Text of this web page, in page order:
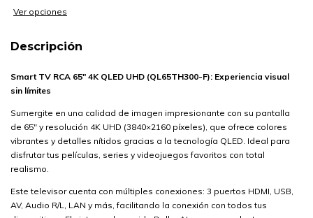
Ver opciones
Descripción
Smart TV RCA 65" 4K QLED UHD (QL65TH300-F): Experiencia visual
sin límites
Sumergite en una calidad de imagen impresionante con su pantalla
de 65" y resolución 4K UHD (3840×2160 píxeles), que ofrece colores
vibrantes y detalles nítidos gracias a la tecnología QLED. Ideal para
disfrutar tus películas, series y videojuegos favoritos con total
realismo.
Este televisor cuenta con múltiples conexiones: 3 puertos HDMI, USB,
AV, Audio R/L, LAN y más, facilitando la conexión con todos tus